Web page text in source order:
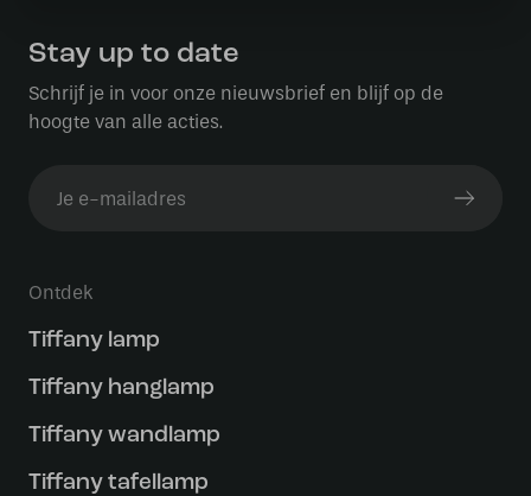
Stay up to date
Schrijf je in voor onze nieuwsbrief en blijf op de
hoogte van alle acties.
Ontdek
Tiffany lamp
Tiffany hanglamp
Tiffany wandlamp
Tiffany tafellamp